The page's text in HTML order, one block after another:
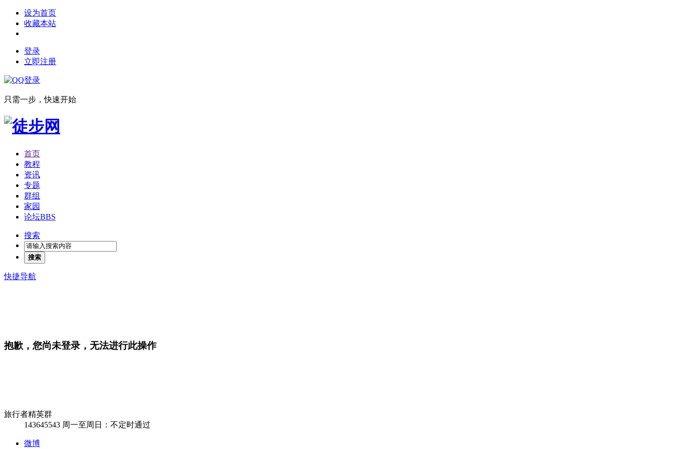
设为首页
收藏本站
登录
立即注册
只需一步，快速开始
首页
教程
资讯
专题
群组
家园
论坛BBS
搜索
搜索
快捷导航
抱歉，您尚未登录，无法进行此操作
旅行者精英群
143645543 周一至周日：不定时通过
微博